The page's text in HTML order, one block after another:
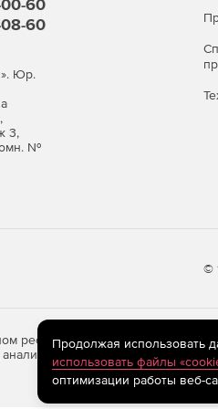
10.5 Leopard\10.6 Snow Leopard;
память: 256 Мб.
дисковое пространство: 65 Мб
60
60
Юр.
3,
№
©
ресурсе store.softline.ru
анализа сведений, относящихся
Продолжая использовать
использовать файлы
оптимизации работы веб-